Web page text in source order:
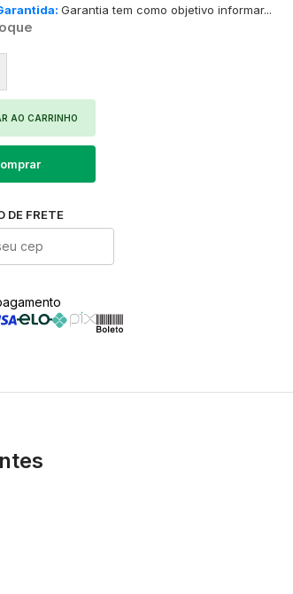
Garantia tem como objetivo informar...
AO CARRINHO
DE FRETE